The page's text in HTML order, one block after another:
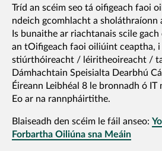
Tríd an scéim seo tá oifigeach faoi
ndeich gcomhlacht a sholáthraíonn
Is bunaithe ar riachtanais scile
an tOifigeach faoi oiliúint ceaptha, i
stiúrthóireacht / léiritheoireacht /
Dámhachtain Speisialta Dearbhú
Éireann Leibhéal 8 le bronnadh ó
Eo ar na rannpháirtithe.
Blaiseadh den scéim le fáil anseo:
Forbartha Oiliúna sna Meáin